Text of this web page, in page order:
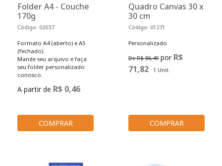
Folder A4 - Couche
170g
Código: 02037
Formato A4 (aberto) e A5
(fechado).
Mande seu arquivo e faça
seu folder personalizado
conosco.
A partir de R$ 0,46
COMPRAR
Quadro Canvas 30 x
30 cm
Código: 01271
Personalizado
De R$ 86,49 por R$
71,82
1 Unit.
COMPRAR